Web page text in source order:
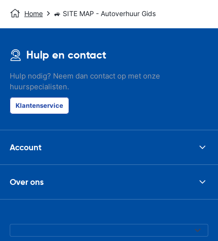
Home 🚙 SITE MAP - Autoverhuur Gids
Hulp en contact
Hulp nodig? Neem dan contact op met onze
huurspecialisten.
Klantenservice
Account
Over ons